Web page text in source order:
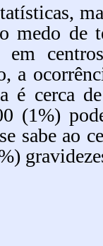
medo de
em
a
é cerca
(1%)
sabe ao